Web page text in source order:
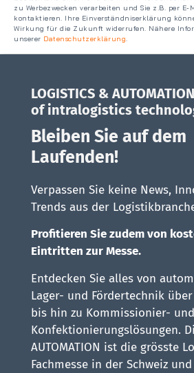
zu Werbezwecken verarbeiten und Sie z.B. per E-
kontaktieren. Ihre Einverständniserklärung
Wirkung für die Zukunft widerrufen. Nähere
unserer Datenschutzerklärung.
LOGISTICS &
of intralogistics
Bleiben Sie auf dem
Laufenden!
Verpassen Sie keine News,
Trends aus der
Profitieren Sie zudem von
Eintritten zur Messe.
Entdecken Sie alles von
Lager- und Fördertechnik
bis hin zu Kommissionier- und
Konfektionierungslösungen.
AUTOMATION ist die grösste
Fachmesse in der Schweiz